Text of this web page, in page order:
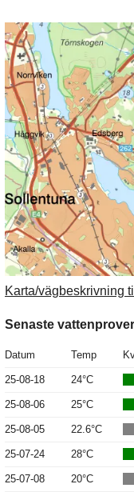
Karta/vägbeskrivning
Senaste vattenprover
Datum Temp
25-08-18 24°C
25-08-06 25°C
25-08-05 22.6°C
25-07-24 28°C
25-07-08 20°C